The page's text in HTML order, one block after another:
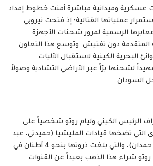
عسكرية وميدانية مباشرة أمنت خطوط إمداد
عملياتها القتالية؛ إذ فتحت نيروبي
الرسمية لمرور شحنات الأجهزة
المتقدمة دون تفتيش. وتوسع هذا التعاون
البحرية الكينية لاستقبال الآليات
لشحنها برّاً عبر الأراضي التشادية وصولاً
السودان.
الرئيس الكيني وليام روتو شخصياً على
التي تضخها قيادات المليشيا (حميدتي، عبد
الرحيم دقلو، والقوني حمدان)، والتي بلغت ذروتها بنحو 4 أطنان في
روتو شراء هذا الذهب بعيداً عن القنوات